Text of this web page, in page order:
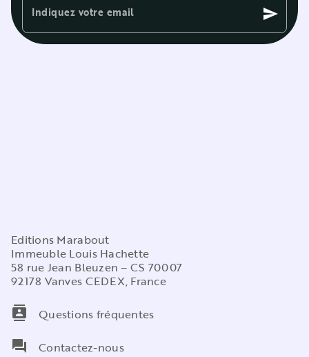
Indiquez votre email send
Editions Marabout
Immeuble Louis Hachette
58 rue Jean Bleuzen – CS 70007
92178 Vanves CEDEX, France
contacts
Questions fréquentes
question_answer
Contactez-nous